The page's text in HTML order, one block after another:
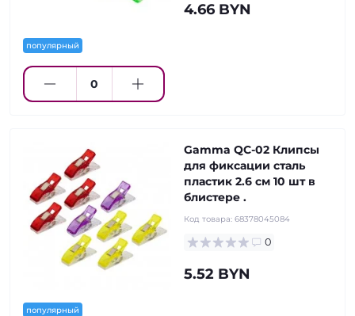
популярный
4.66 BYN
популярный
Gamma QC-02 Клипсы
для фиксации сталь
пластик 2.6 см 10 шт в
блистере .
Код товара: 68378045084
0
5.52 BYN